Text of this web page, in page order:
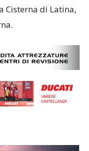
Cisterna di Latina,